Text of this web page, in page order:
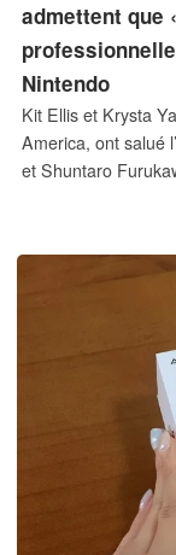
admettent que
Nintendo
Kit Ellis et Krysta
America, ont salué
et Shuntaro
l’entreprise à la
vie professionnelle
limitées et la